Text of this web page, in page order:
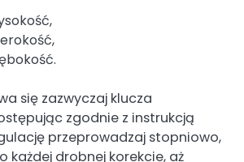
się zazwyczaj klucza
zgodnie z instrukcją
przeprowadzaj stopniowo,
każdej drobnej korekcie, aż